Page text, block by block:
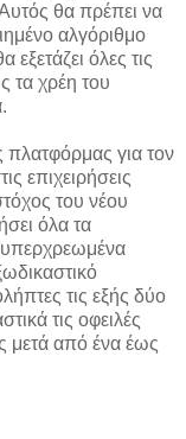
θα πρέπει να
αλγόριθμο
εξετάζει όλες τις
τα χρέη του
πλατφόρμας για τον
επιχειρήσεις
του νέου
όλα τα
τις εξής δύο
τις οφειλές
μετά από ένα έως